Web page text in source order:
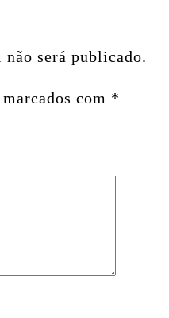
não será publicado.
com *